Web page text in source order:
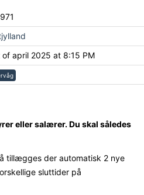
of april 2025 at 8:15 PM
eller salærer. Du skal således
tillægges der automatisk 2 nye
sluttider på